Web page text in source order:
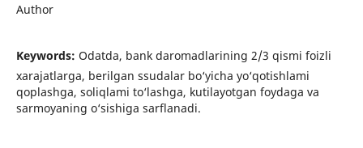
Author
Keywords: Odatda, bank daromadlarining 2/3 qismi foizli
xarajatlarga, berilgan ssudalar bo‘yicha yo‘qotishlami
qoplashga, soliqlami to‘lashga, kutilayotgan foydaga va
sarmoyaning o‘sishiga sarflanadi.